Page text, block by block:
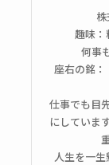
趣味：
何事
座右の銘
仕事でも目
にしていま
人生を一